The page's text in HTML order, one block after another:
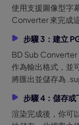
使用支援圖像型字
Converter 來完成
步驟 3：建立
BD Sub Converter
作為輸出格式，並
將匯出並儲存為
步驟 4：儲存或
渲染完成後，你可